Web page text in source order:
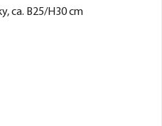
ca. B25/H30 cm